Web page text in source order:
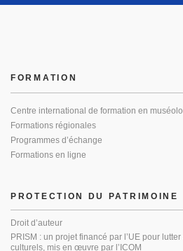
PROTECTION DU PATRIMOINE
Droit d’auteur
PRISM : un projet financé par l’UE pour
culturels, mis en œuvre par l’ICOM
FORMATION
Centre international de formation en
Formations régionales
Programmes d’échange
Formations en ligne